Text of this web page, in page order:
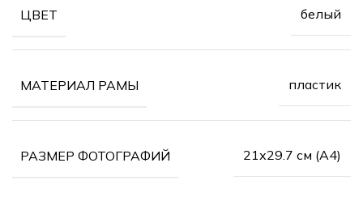
ЦВЕТ белый
МАТЕРИАЛ РАМЫ пластик
РАЗМЕР ФОТОГРАФИЙ 21х29.7 см (А4)